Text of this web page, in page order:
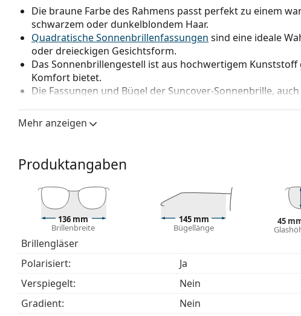
Die braune Farbe des Rahmens passt perfekt zu einem
schwarzem oder dunkelblondem Haar.
Quadratische Sonnenbrillenfassungen sind eine ideale
oder dreieckigen Gesichtsform.
Das Sonnenbrillengestell ist aus hochwertigem
Komfort bietet.
Die Fassungen und Bügel der Suncover-Sonnenbrille, auch
Unterschied zu anderen Standard-Sonnenbrillen nicht
leicht dahinter verstecken. Sie müssen sich an sonnigen
Augen vor dem Sonnenlicht schützen, ohne auf
Suncover-Sonnenbrille
bei einem Spaziergang oder bei einem Tag am Strand.
Mehr anzeigen
Produktangaben
136 mm
Brillenbreite
145 mm
Bügellänge
45
Brillengläser
Polarisiert:
Ja
Verspiegelt:
Nein
Gradient:
Nein